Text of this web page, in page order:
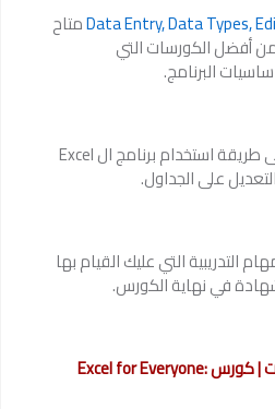
متاح
أفضل الكورسات التي
البرنامج.
وذلك من خلال تعريفك على طريقة استخدام برنامج ال Excel
على الجداول.
التي عليك القيام بها
في نهاية الكورس.
كورسات تعلم إدخال البيانات | كورس Excel for Everyone: